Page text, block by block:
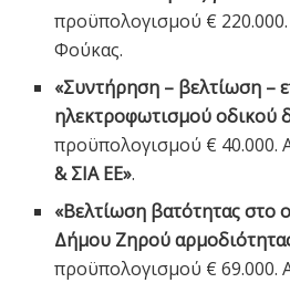
προϋπολογισμού €
Φούκας.
«Συντήρηση – βελτίωση –
ηλεκτροφωτισμού οδικού
προϋπολογισμού € 40.000.
& ΣΙΑ ΕΕ».
«Βελτίωση βατότητας στο
Δήμου Ζηρού
προϋπολογισμού € 69.000.